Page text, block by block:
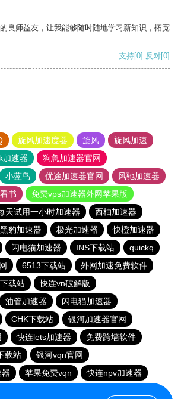
良师益友，让我能够随时随地学习新知识，拓宽
支持[0] 反对[0]
旋风加速度器 旋风
旋风加速
加速器
狗急加速器官网
小蓝鸟 优途加速器官网
风驰加速器
书
免费vps加速器外网苹果版
天试用一小时加速器
西柚加速器
黑豹加速器 极光加速器
快橙加速器
闪电猫加速器 INS下载站
quickq
6513下载站
外网加速免费软件
载站
快连vn破解版
油管加速器
闪电猫加速器
CHK下载站
银河加速器官网
快连lets加速器
免费跨墙软件
载站
银河vqn官网
苹果免费vqn
快连npv加速器